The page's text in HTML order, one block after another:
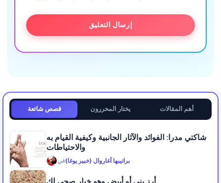
قصص شائعة يختار المحررون أهم المقالات
شاكتي مدرا: الفوائد والآثار الجانبية وكيفية القيام به
والاحتياطات
فيبراتيبها أغاروال (خبير يوغا)